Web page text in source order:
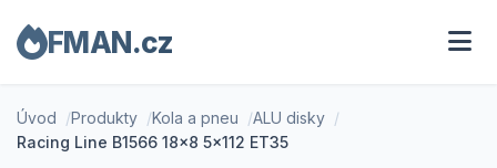
FMAN.cz
Úvod Produkty Kola a pneu
ALU disky
Racing Line B1566 18x8 5x112 ET35